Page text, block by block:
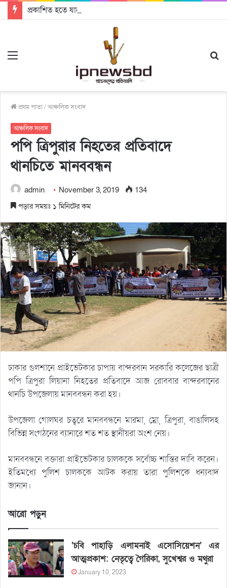
প্রকাশিত হতে যাচ্ছে দি রাবুগার নতুন গান ‘Baljanggi’
প্রথম পাতা/আঞ্চলিক সংবাদ
আঞ্চলিক সংবাদ
পপি ত্রিপুরার নিহতের প্রতিবাদে
থানচিতে মানববন্ধন
admin November 3, 2019
134
পড়ার সময়ঃ ১ মিনিটের কম
ঢাকার গুলশানে প্রাইভেটকার চাপায় বান্দরবান সরকারি কলেজের ছাত্রী
পপি ত্রিপুরা লিয়ানা নিহতের প্রতিবাদে আজ রোববার বান্দরবানের
থানচি উপজেলায় মানববন্ধন করা হয়।
উপজেলা গোলঘর চত্বরে মানববন্ধনে মারমা, ম্রো, ত্রিপুরা, বাঙালিসহ
বিভিন্ন সংগঠনের ব্যানারে শত শত স্থানীয়রা অংশ নেয়।
মানববন্ধনে বক্তারা প্রাইভেটকার চালককে সর্বোচ্চ শাস্তির দাবি করেন।
ইতিমধ্যে পুলিশ চালককে আটক করায় তারা পুলিশকে ধন্যবাদ
জানান।
আরো পড়ুন
‘চবি পাহাড়ি এলামনাই এসোসিয়েশন’ এর
আত্মপ্রকাশ: নেতৃত্বে গৈরিকা, সুখেশ্বর ও মথুরা
January 10, 2023